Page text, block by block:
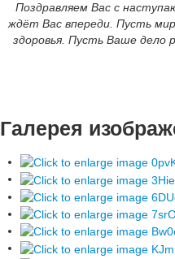
Поздравляем Вас с
ждёт Вас впереди. Пусть
здоровья. Пусть Ваше дело
Галерея